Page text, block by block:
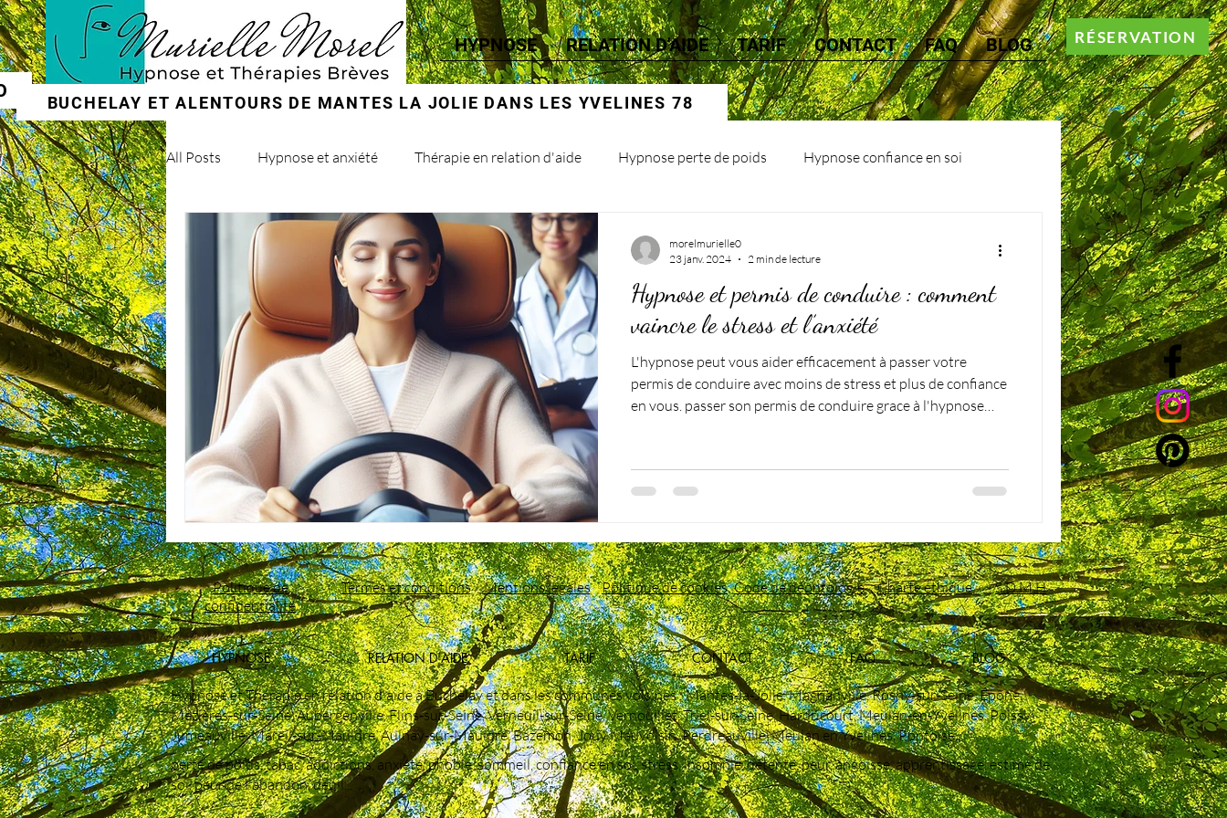
RÉSERVATION
HYPNOSE RELATION D'AIDE TARIF CONTACT FAQ BLOG
BUCHELAY ET ALENTOURS DE MANTES LA JOLIE DANS LES YVELINES 78
All Posts Hypnose et anxiété Thérapie en relation d'aide Hypnose perte de poids Hypnose confiance en soi
Hypnose et addictions
Hypnose et permis de conduire : comment
vaincre le stress et l’anxiété
L'hypnose peut vous aider efficacement à passer votre
permis de conduire avec moins de stress et plus de confiance
en vous. passer son permis de conduire grace à l'hypnose
conduite, et aux examens, notamment au passage du permis
de conduire. Elle peut être utilisée pour aider les personnes
morelmurielle0
23 janv. 2024
2 min de lecture
Politique de
confidentialité
Termes et conditions Mentions légales Politique de cookies Code de déontologie Charte éthique S.D.M.H
HYPNOSE RELATION D'AIDE TARIF CONTACT FAQ BLOG
Hypnose et Thérapie en relation d'aide à Buchelay et dans les communes voisines : Mantes‑la‑Jolie, Magnanville, Rosny‑sur‑Seine, Épône,
Mézières‑sur‑Seine, Aubergenville, Flins‑sur‑Seine, Verneuil‑sur‑Seine, Vernouillet, Triel‑sur‑Seine, Hardricourt, Meulan‑en‑Yvelines, Poissy,
Jumeauville, Mareil‑sur‑Mauldre, Aulnay‑sur‑Mauldre, Bazemon, Jouy Mauvoisin, Perdreauville, Meulan en Yvelines, Pontoise...
perte de poids, tabac, addictions, anxiété, phobie ,sommeil, confiance en soi, stress, insomnie, détente, peur, angoisse, apprentissage, estime de
soi, peur de l'abandon, deuil...